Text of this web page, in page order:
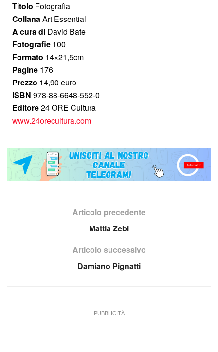
Titolo Fotografia
CollanaArt Essential
A cura di David Bate
Fotografie 100
Formato 14×21,5cm
Pagine 176
Prezzo 14,90 euro
ISBN 978-88-6648-552-0
Editore24 ORE Cultura
www.24orecultura.com
Articolo precedente
Mattia Zebi
Articolo successivo
Damiano Pignatti
PUBBLICITÀ